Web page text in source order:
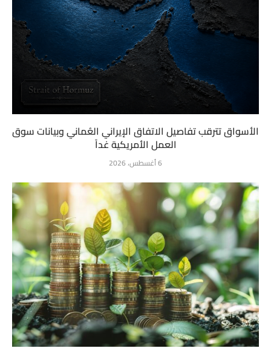
الأسواق تترقب تفاصيل الاتفاق الإيراني العُماني وبيانات سوق
العمل الأمريكية غداً
6 أغسطس، 2026